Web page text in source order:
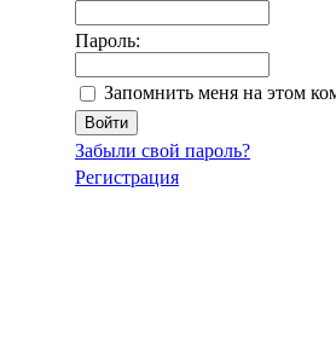
Пароль:
Запомнить меня на этом
Забыли свой пароль?
Регистрация